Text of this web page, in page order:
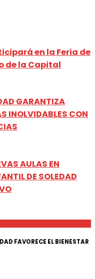
en la Feria de
de la Capital
GARANTIZA
INOLVIDABLES CON
AULAS EN
DE SOLEDAD
FAVORECE EL BIENESTAR